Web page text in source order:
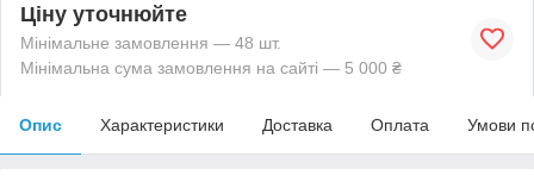
Ціну уточнюйте
Мінімальне замовлення — 48 шт.
Мінімальна сума замовлення на сайті — 5 000 ₴
Опис Характеристики Доставка Оплата Умови